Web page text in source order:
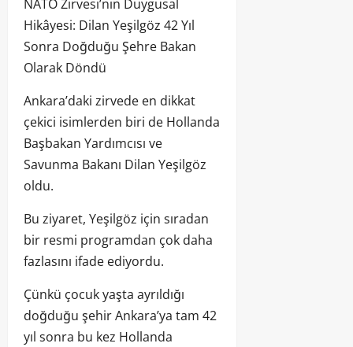
NATO Zirvesi’nin Duygusal
Hikâyesi: Dilan Yeşilgöz 42 Yıl
Sonra Doğduğu Şehre Bakan
Olarak Döndü
Ankara’daki zirvede en dikkat
çekici isimlerden biri de Hollanda
Başbakan Yardımcısı ve
Savunma Bakanı Dilan Yeşilgöz
oldu.
Bu ziyaret, Yeşilgöz için sıradan
bir resmi programdan çok daha
fazlasını ifade ediyordu.
Çünkü çocuk yaşta ayrıldığı
doğduğu şehir Ankara’ya tam 42
yıl sonra bu kez Hollanda